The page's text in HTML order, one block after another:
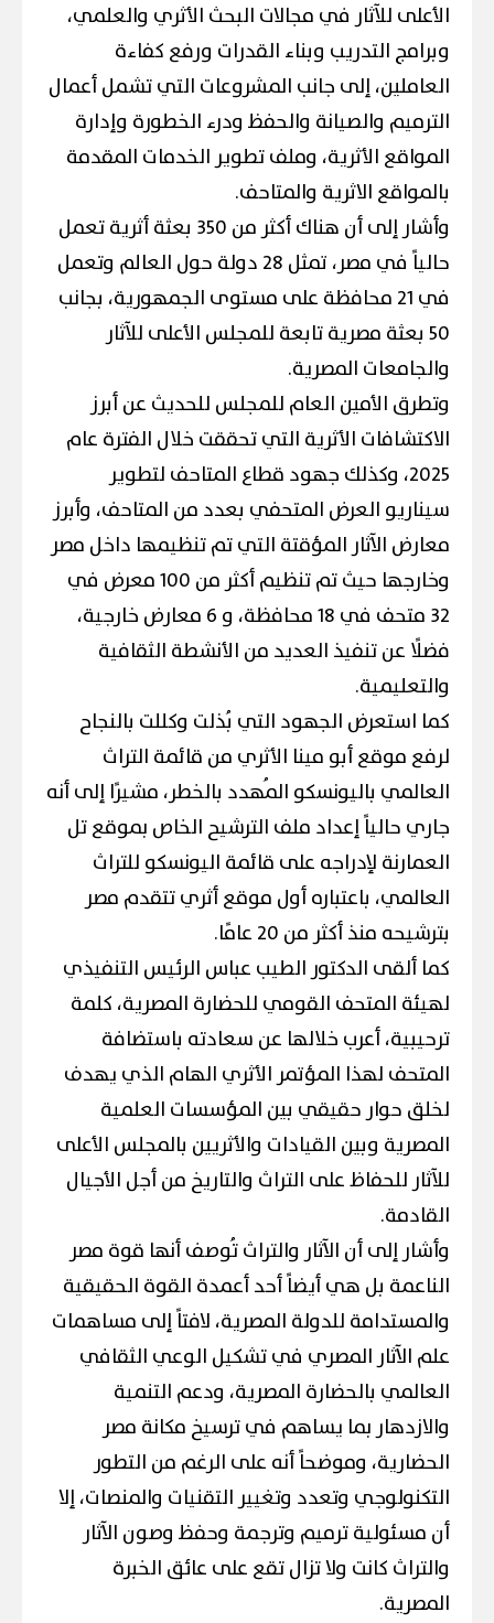
الأعلى للآثار في مجالات البحث الأثري والعلمي،
وبرامج التدريب وبناء القدرات ورفع كفاءة
العاملين، إلى جانب المشروعات التي تشمل أعمال
الترميم والصيانة والحفظ ودرء الخطورة وإدارة
المواقع الأثرية، وملف تطوير الخدمات المقدمة
بالمواقع الاثرية والمتاحف.
وأشار إلى أن هناك أكثر من 350 بعثة أثرية تعمل
حالياً في مصر، تمثل 28 دولة حول العالم وتعمل
في 21 محافظة على مستوى الجمهورية، بجانب
50 بعثة مصرية تابعة للمجلس الأعلى للآثار
والجامعات المصرية.
وتطرق الأمين العام للمجلس للحديث عن أبرز
الاكتشافات الأثرية التي تحققت خلال الفترة عام
2025، وكذلك جهود قطاع المتاحف لتطوير
سيناريو العرض المتحفي بعدد من المتاحف، وأبرز
معارض الآثار المؤقتة التي تم تنظيمها داخل مصر
وخارجها حيث تم تنظيم أكثر من 100 معرض في
32 متحف في 18 محافظة، و 6 معارض خارجية،
فضلًا عن تنفيذ العديد من الأنشطة الثقافية
والتعليمية.
كما استعرض الجهود التي بُذلت وكللت بالنجاح
لرفع موقع أبو مينا الأثري من قائمة التراث
العالمي باليونسكو المُهدد بالخطر، مشيرًا إلى أنه
جاري حالياً إعداد ملف الترشيح الخاص بموقع تل
العمارنة لإدراجه على قائمة اليونسكو للتراث
العالمي، باعتباره أول موقع أثري تتقدم مصر
بترشيحه منذ أكثر من 20 عامًا.
كما ألقى الدكتور الطيب عباس الرئيس التنفيذي
لهيئة المتحف القومي للحضارة المصرية، كلمة
ترحيبية، أعرب خلالها عن سعادته باستضافة
المتحف لهذا المؤتمر الأثري الهام الذي يهدف
لخلق حوار حقيقي بين المؤسسات العلمية
المصرية وبين القيادات والأثريين بالمجلس الأعلى
للآثار للحفاظ على التراث والتاريخ من أجل الأجيال
القادمة.
وأشار إلى أن الآثار والتراث تُوصف أنها قوة مصر
الناعمة بل هي أيضاً أحد أعمدة القوة الحقيقية
والمستدامة للدولة المصرية، لافتاً إلى مساهمات
علم الآثار المصري في تشكيل الوعي الثقافي
العالمي بالحضارة المصرية، ودعم التنمية
والازدهار بما يساهم في ترسيخ مكانة مصر
الحضارية، وموضحاً أنه على الرغم من التطور
التكنولوجي وتعدد وتغيير التقنيات والمنصات، إلا
أن مسئولية ترميم وترجمة وحفظ وصون الآثار
والتراث كانت ولا تزال تقع على عائق الخبرة
المصرية.